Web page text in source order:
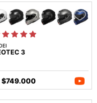
3
$749.000